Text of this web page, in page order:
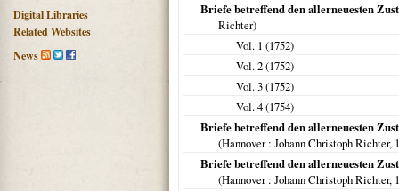
Digital Libraries
Related Websites
News
Briefe betreffend den allerneuesten
Richter)
Vol. 1 (1752)
Vol. 2 (1752)
Vol. 3 (1752)
Vol. 4 (1754)
Briefe betreffend den allerneuesten
(Hannover: Johann Christoph Richter,
Briefe betreffend den allerneuesten
(Hannover: Johann Christoph Richter,